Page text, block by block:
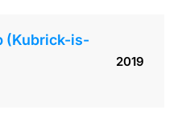
(Kubrick-is-
2019